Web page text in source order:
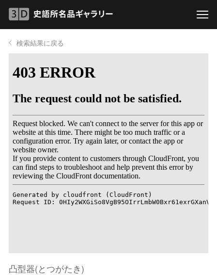
検索結果に戻る
凸型器(とつがたき)